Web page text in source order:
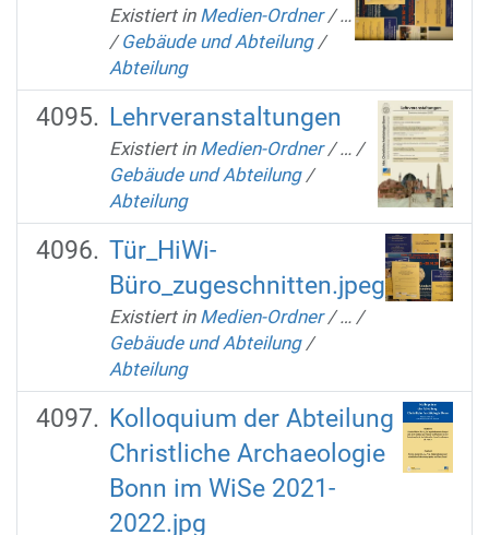
Existiert in Medien-Ordner /…
/Gebäude und Abteilung /
Abteilung
Lehrveranstaltungen
Existiert in Medien-Ordner /… /
Gebäude und Abteilung /
Abteilung
Tür_HiWi-
Büro_zugeschnitten.jpeg
Existiert in Medien-Ordner /… /
Gebäude und Abteilung /
Abteilung
Kolloquium der Abteilung
Christliche Archaeologie
Bonn im WiSe 2021-
2022.jpg